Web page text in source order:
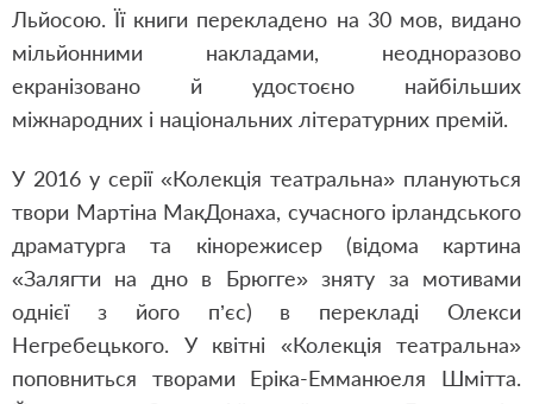
Льйосою. Її книги перекладено на 30 мов, видано
мільйонними накладами, неодноразово
екранізовано й удостоєно найбільших
міжнародних і національних літературних премій.
У 2016 у серії «Колекція театральна» плануються
твори Мартіна МакДонаха, сучасного ірландського
драматурга та кінорежисер (відома картина
«Залягти на дно в Брюгге» зняту за мотивами
однієї з його п’єс) в перекладі Олекси
Негребецького. У квітні «Колекція театральна»
поповниться творами Еріка-Емманюеля Шмітта.